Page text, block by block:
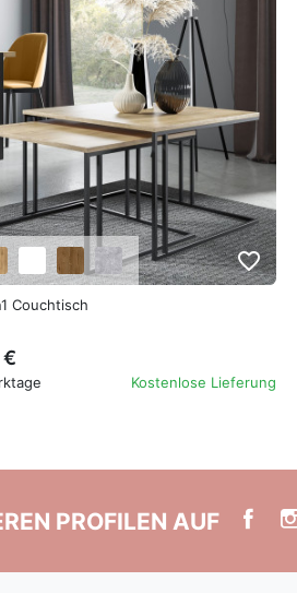
favorite_border
Couchtisch
Kostenlose Lieferung
PROFILEN AUF